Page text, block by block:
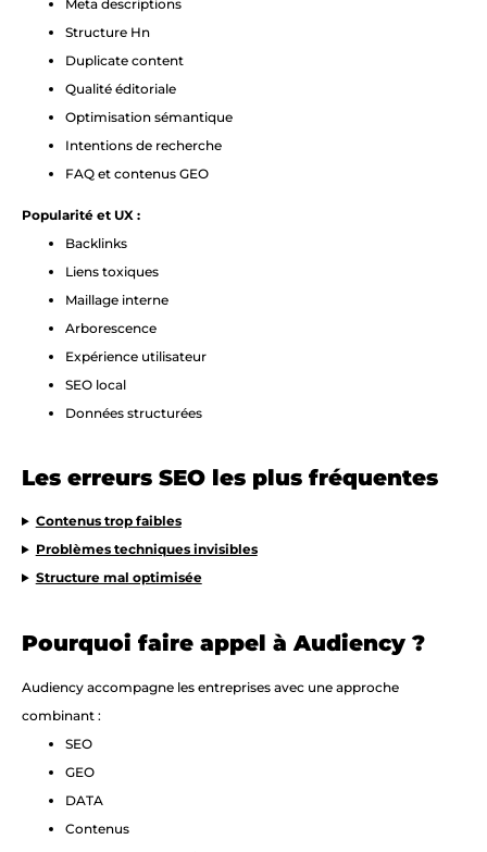
Meta descriptions
Structure Hn
Duplicate content
Qualité éditoriale
Optimisation sémantique
Intentions de recherche
FAQ et contenus GEO
Popularité et UX :
Backlinks
Liens toxiques
Maillage interne
Arborescence
Expérience utilisateur
SEO local
Données structurées
Les erreurs SEO les plus fréquentes
Contenus trop faibles
Problèmes techniques invisibles
Structure mal optimisée
Pourquoi faire appel à Audiency ?
Audiency accompagne les entreprises avec une approche
combinant :
SEO
GEO
DATA
Contenus